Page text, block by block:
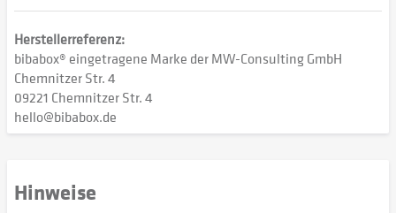
Herstellerreferenz:
bibabox® eingetragene Marke der MW-Consulting GmbH
Chemnitzer Str. 4
09221 Chemnitzer Str. 4
hello@bibabox.de
Hinweise